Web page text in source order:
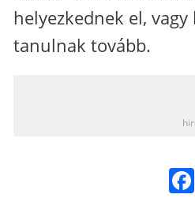
helyezkednek el,
tanulnak tovább.